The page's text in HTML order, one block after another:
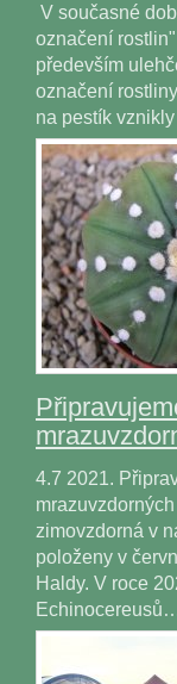
V současné
označení
především
označení
na pestík
4.7 2021.
zimovzdorná v
položeny v
Haldy. V roce